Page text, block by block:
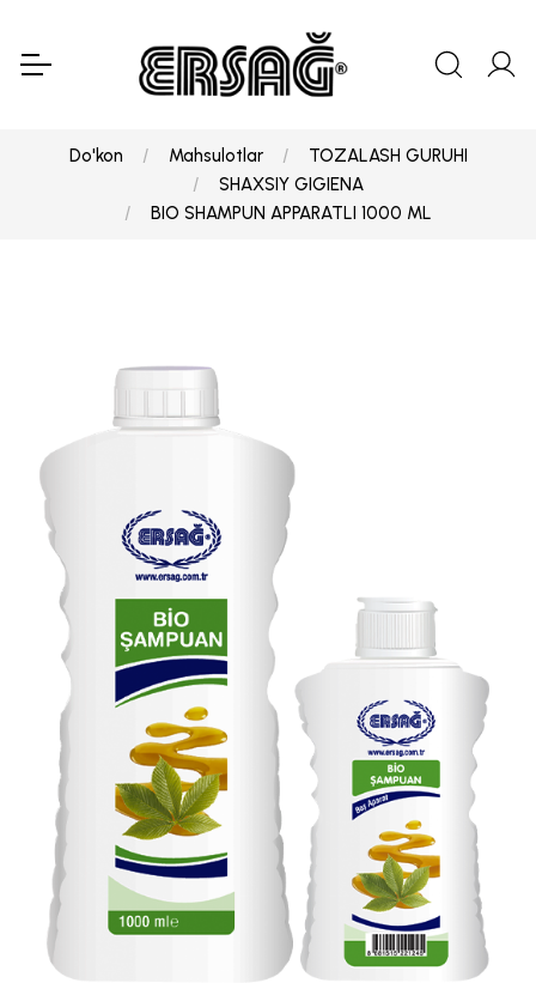
Do'kon Mahsulotlar
TOZALASH GURUHI
SHAXSIY GIGIENA
BIO SHAMPUN APPARATLI 1000 ML